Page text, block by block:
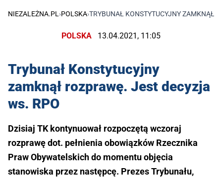
NIEZALEŻNA.PL›POLSKA›TRYBUNAŁ KONSTYTUCYJNY ZAMKNĄŁ
POLSKA 13.04.2021, 11:05
Trybunał Konstytucyjny
zamknął rozprawę. Jest decyzja
ws. RPO
Dzisiaj TK kontynuował rozpoczętą wczoraj
rozprawę dot. pełnienia obowiązków Rzecznika
Praw Obywatelskich do momentu objęcia
stanowiska przez następcę. Prezes Trybunału,